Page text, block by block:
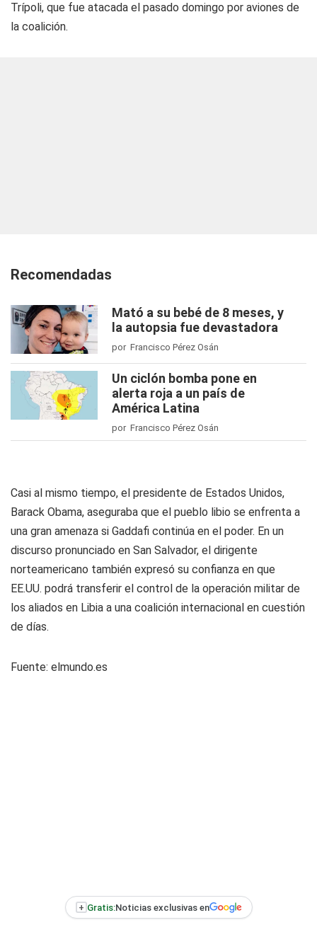
Trípoli, que fue atacada el pasado domingo por aviones de
la coalición.
Recomendadas
Mató a su bebé de 8 meses, y
la autopsia fue devastadora
por Francisco Pérez Osán
Un ciclón bomba pone en
alerta roja a un país de
América Latina
por Francisco Pérez Osán
Casi al mismo tiempo, el presidente de Estados Unidos,
Barack Obama, aseguraba que el pueblo libio se enfrenta a
una gran amenaza si Gaddafi continúa en el poder. En un
discurso pronunciado en San Salvador, el dirigente
norteamericano también expresó su confianza en que
EE.UU. podrá transferir el control de la operación militar de
los aliados en Libia a una coalición internacional en cuestión
de días.
Fuente: elmundo.es
+ Gratis:Noticias exclusivas en